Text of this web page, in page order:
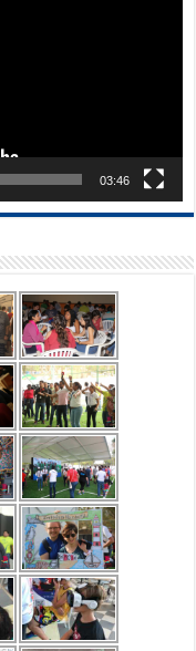
03:46